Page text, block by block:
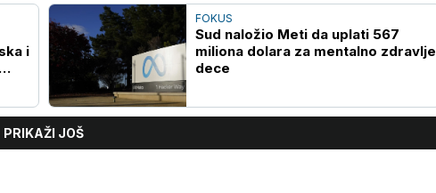
i
FOKUS
Sud naložio Meti da uplati 567
miliona dolara za mentalno zdravlje
dece
PRIKAŽI JOŠ